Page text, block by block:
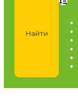
Город / регион
от
Найти